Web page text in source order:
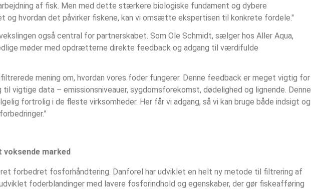
af fisk. Men med dette stærkere biologiske fundament og dybere
og hvordan det påvirker fiskene, kan vi omsætte ekspertisen til konkrete fordele."
også central for partnerskabet. Som Ole Schmidt, sælger hos Aller Aqua,
møder med opdrætterne direkte feedback og adgang til værdifulde
mening om, hvordan vores foder fungerer. Denne feedback er meget vigtig for
til vigtige data – emissionsniveauer, sygdomsforekomst, dødelighed og lignende. Denne
fortrolig i de fleste virksomheder. Her får vi adgang, så vi kan bruge både indsigt og
marked
forbedret fosforhåndtering. Danforel har udviklet en helt ny metode til filtrering af
foderblandinger med lavere fosforindhold og egenskaber, der gør fiskeafføring